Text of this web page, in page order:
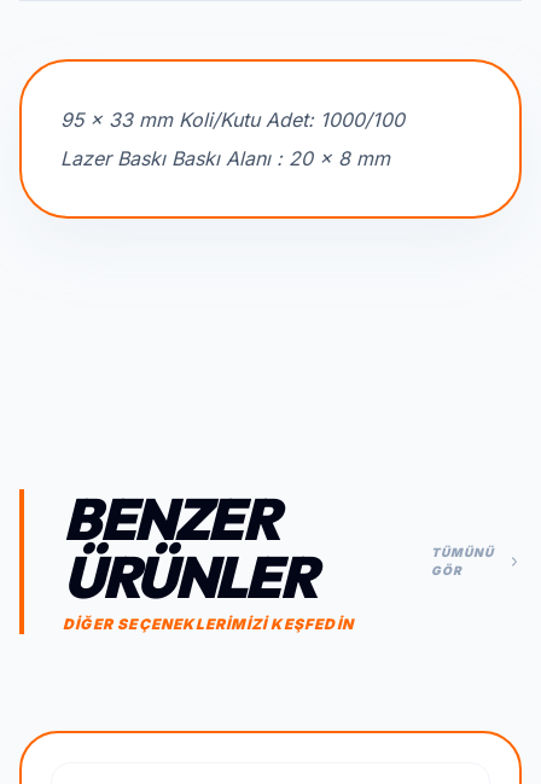
95 x 33 mm Koli/Kutu Adet: 1000/100
Lazer Baskı Baskı Alanı : 20 x 8 mm
BENZER
ÜRÜNLER
DİĞER SEÇENEKLERİMİZİ KEŞFEDİN
TÜMÜNÜ
GÖR